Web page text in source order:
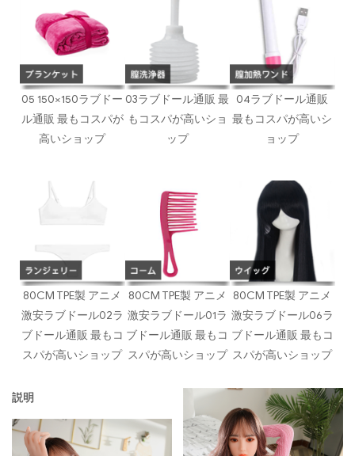
05 150×150ラブドー
ル通販 最もコスパが
高いショップ
03ラブドール通販 最
もコスパが高いショ
ップ
04ラブドール通販
最もコスパが高いシ
ョップ
80CM TPE製 アニメ
激安ラブドール02ラ
ブドール通販 最もコ
スパが高いショップ
80CM TPE製 アニメ
激安ラブドール01ラ
ブドール通販 最もコ
スパが高いショップ
80CM TPE製 アニメ
激安ラブドール06ラ
ブドール通販 最もコ
スパが高いショップ
説明